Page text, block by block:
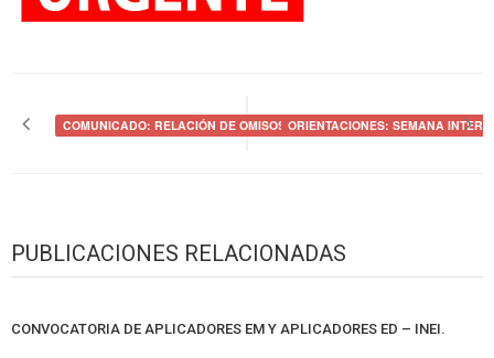
de COMUNICADO: RELACIÓN DE OMISOS ORIENTACIONES: SEMANA
PUBLICACIONES RELACIONADAS
CONVOCATORIA DE APLICADORES EM Y APLICADORES ED – INEI.